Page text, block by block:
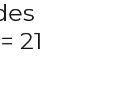
21